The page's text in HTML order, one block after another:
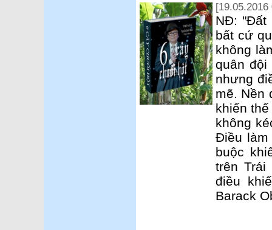
[19.05.2016
NĐ: "Đất
bất cứ
không
quân
nhưng
mẽ. Nền
khiến
không
Điều làm
buộc
trên
điều
Barack